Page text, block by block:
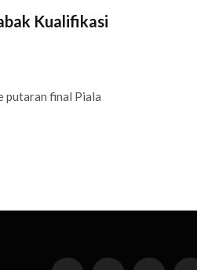
Kualifikasi
putaran final Piala